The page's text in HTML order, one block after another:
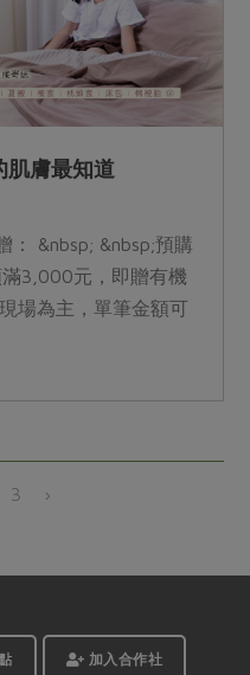
肌膚最知道
&nbsp; &nbsp;預購
3,000元，即贈有機
場為主，單筆金額可
3 ›
加入合作社